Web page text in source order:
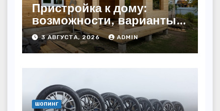
Пристройка к дому:
возможности, варианты и
особенности
3 АВГУСТА, 2026 ADMIN
ШОПИНГ